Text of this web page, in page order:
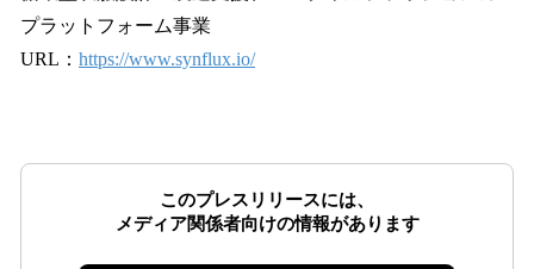
プラットフォーム事業
URL： https://www.synflux.io/
このプレスリリースには、
メディア関係者向けの情報があります